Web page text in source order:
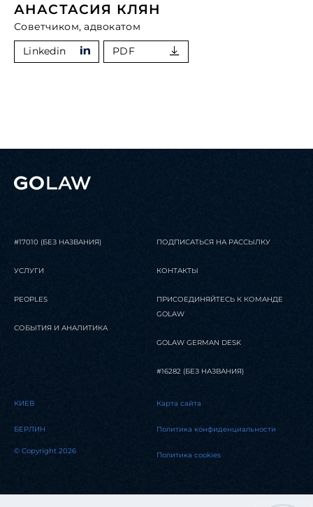
АНАСТАСИЯ КЛЯН
Советчиком, адвокатом
Linkedin
PDF
#17010 (БЕЗ НАЗВАНИЯ)
УСЛУГИ
PEOPLES
СОБЫТИЯ И АНАЛИТИКА
ПОДПИСАТЬСЯ НА РАССЫЛКУ
КОНТАКТЫ
ПРИСОЕДИНЯЙТЕСЬ К КОМАНДЕ
GOLAW
GOLAW GERMAN DESK
#16282 (БЕЗ НАЗВАНИЯ)
КИЕВ
БЕРЛИН
© Copyright 2026
Карта сайта
Политика конфиденциальности
Политика cookies